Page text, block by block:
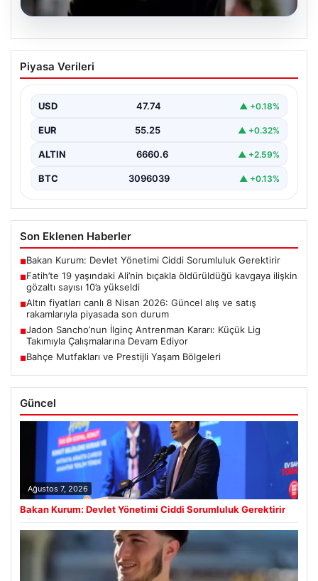
06.08.2026
Fatih’te 19 yaşındaki Ali’nin bıçakla
öldürüldüğü kavgaya ilişkin gözaltı
Piyasa Verileri
USD 47.74 ▲ +0.18%
EUR 55.25 ▲ +0.32%
ALTIN 6660.6 ▲ +2.59%
BTC 3096039 ▲ +0.13%
Son Eklenen Haberler
■Bakan Kurum: Devlet Yönetimi Ciddi Sorumluluk Gerektirir
■Fatih’te 19 yaşındaki Ali’nin bıçakla öldürüldüğü kavgaya ilişkin
gözaltı sayısı 10’a yükseldi
■Altın fiyatları canlı 8 Nisan 2026: Güncel alış ve satış
rakamlarıyla piyasada son durum
■Jadon Sancho’nun İlginç Antrenman Kararı: Küçük Lig
Takımıyla Çalışmalarına Devam Ediyor
■Bahçe Mutfakları ve Prestijli Yaşam Bölgeleri
Güncel
Ağustos 7, 2026
Bakan Kurum: Devlet Yönetimi Ciddi Sorumluluk Gerektirir